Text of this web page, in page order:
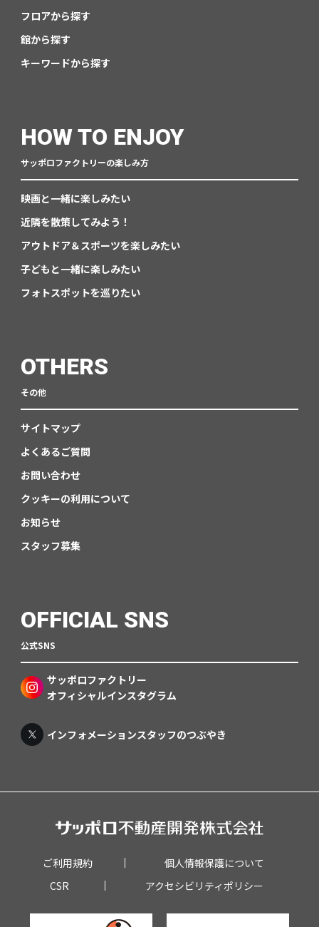
フロアから探す
館から探す
キーワードから探す
HOW TO ENJOY
サッポロファクトリーの楽しみ方
映画と一緒に楽しみたい
近隣を散策してみよう！
アウトドア＆スポーツを楽しみたい
子どもと一緒に楽しみたい
フォトスポットを巡りたい
OTHERS
その他
サイトマップ
よくあるご質問
お問い合わせ
クッキーの利用について
お知らせ
スタッフ募集
OFFICIAL SNS
公式SNS
サッポロファクトリー
オフィシャルインスタグラム
インフォメーションスタッフのつぶやき
ご利用規約
個人情報保護について
CSR
アクセシビリティポリシー